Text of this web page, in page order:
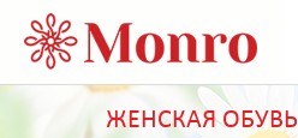
ЖЕНСКАЯ ОБУВЬ